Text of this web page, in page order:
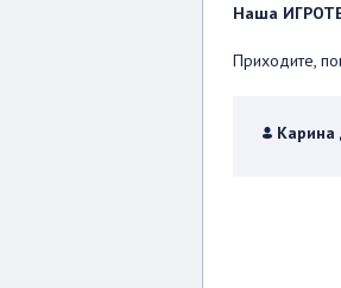
Наша
Приходите,
Карина